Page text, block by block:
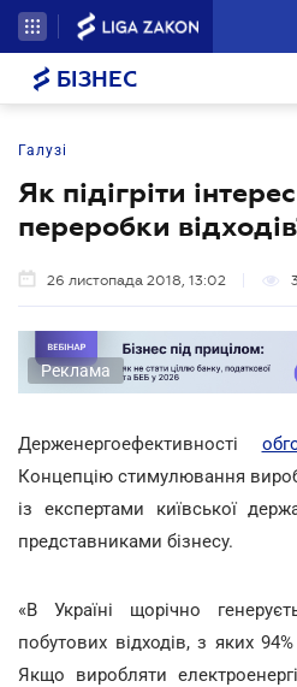
БІЗНЕС
Галузі
Як підігріти
переробки
26 листопада 2018, 13:02
Реклама
Держенергоефективності
Концепцію стимулювання
із експертами київської
представниками бізнесу.
«В Україні щорічно
побутових відходів, з яких
Якщо виробляти